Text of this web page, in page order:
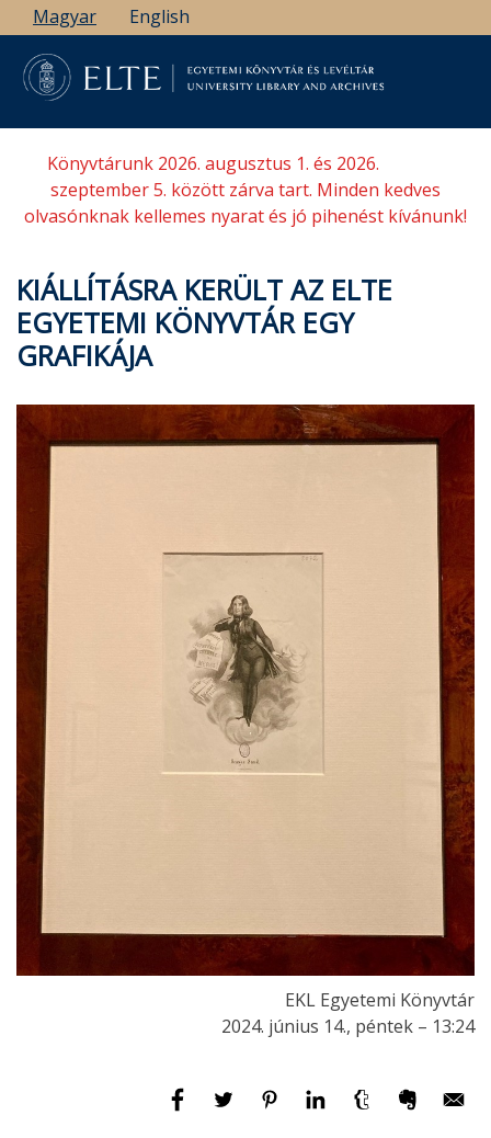
Ugrás
a
tartalomra
Magyar English
Könyvtárunk 2026. augusztus 1. és 2026.
szeptember 5. között zárva tart. Minden kedves
olvasónknak kellemes nyarat és jó pihenést kívánunk!
KIÁLLÍTÁSRA KERÜLT AZ ELTE
EGYETEMI KÖNYVTÁR EGY
GRAFIKÁJA
EKL Egyetemi Könyvtár
2024. június 14., péntek – 13:24